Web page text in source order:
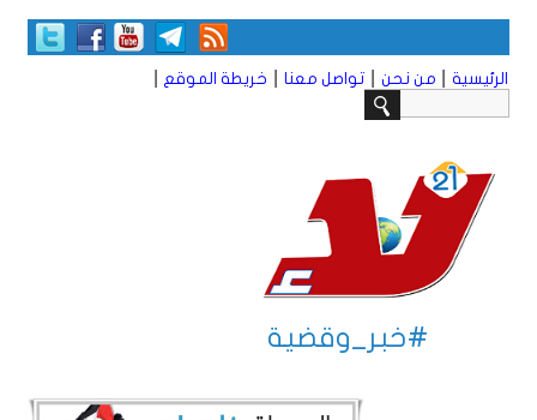
الرئيسية من نحن تواصل معنا خريطة الموقع
#خبر_وقضية